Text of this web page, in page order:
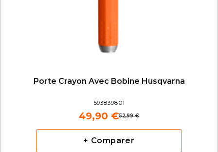
Porte Crayon Avec Bobine Husqvarna
593839801
52,99 €
49,90 €
+ Comparer